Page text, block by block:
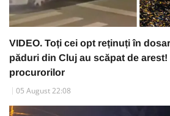
VIDEO. Toți cei opt reținuți în
păduri din Cluj au scăpat de
procurorilor
05 August 22:08